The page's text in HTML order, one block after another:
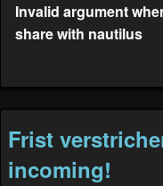
Invalid argument
share with nautilus
Frist
incoming!